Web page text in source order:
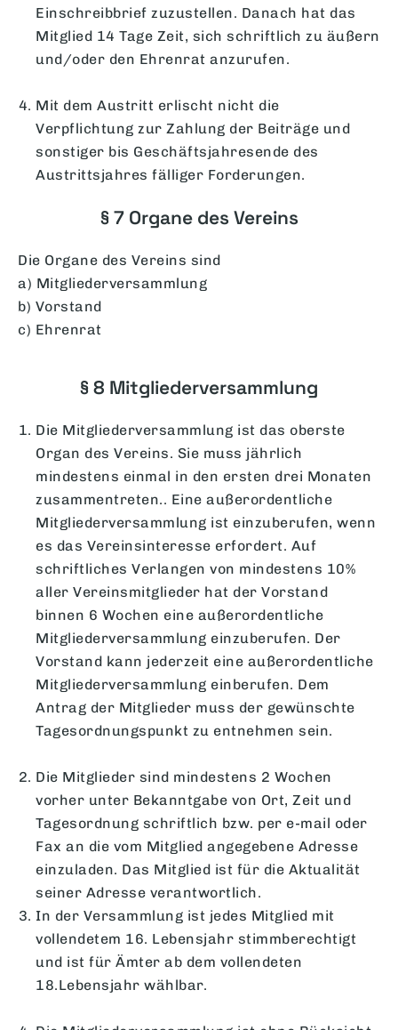
Einschreibbrief zuzustellen. Danach hat das
Mitglied 14 Tage Zeit, sich schriftlich zu äußern
und/oder den Ehrenrat anzurufen.
Mit dem Austritt erlischt nicht die
Verpflichtung zur Zahlung der Beiträge und
sonstiger bis Geschäftsjahresende des
Austrittsjahres fälliger Forderungen.
§ 7 Organe des Vereins
Die Organe des Vereins sind
a) Mitgliederversammlung
b) Vorstand
c) Ehrenrat
§ 8 Mitgliederversammlung
Die Mitgliederversammlung ist das oberste
Organ des Vereins. Sie muss jährlich
mindestens einmal in den ersten drei Monaten
zusammentreten.. Eine außerordentliche
Mitgliederversammlung ist einzuberufen, wenn
es das Vereinsinteresse erfordert. Auf
schriftliches Verlangen von mindestens 10%
aller Vereinsmitglieder hat der Vorstand
binnen 6 Wochen eine außerordentliche
Mitgliederversammlung einzuberufen. Der
Vorstand kann jederzeit eine außerordentliche
Mitgliederversammlung einberufen. Dem
Antrag der Mitglieder muss der gewünschte
Tagesordnungspunkt zu entnehmen sein.
Die Mitglieder sind mindestens 2 Wochen
vorher unter Bekanntgabe von Ort, Zeit und
Tagesordnung schriftlich bzw. per e-mail oder
Fax an die vom Mitglied angegebene Adresse
einzuladen. Das Mitglied ist für die Aktualität
seiner Adresse verantwortlich.
In der Versammlung ist jedes Mitglied mit
vollendetem 16. Lebensjahr stimmberechtigt
und ist für Ämter ab dem vollendeten
18.Lebensjahr wählbar.